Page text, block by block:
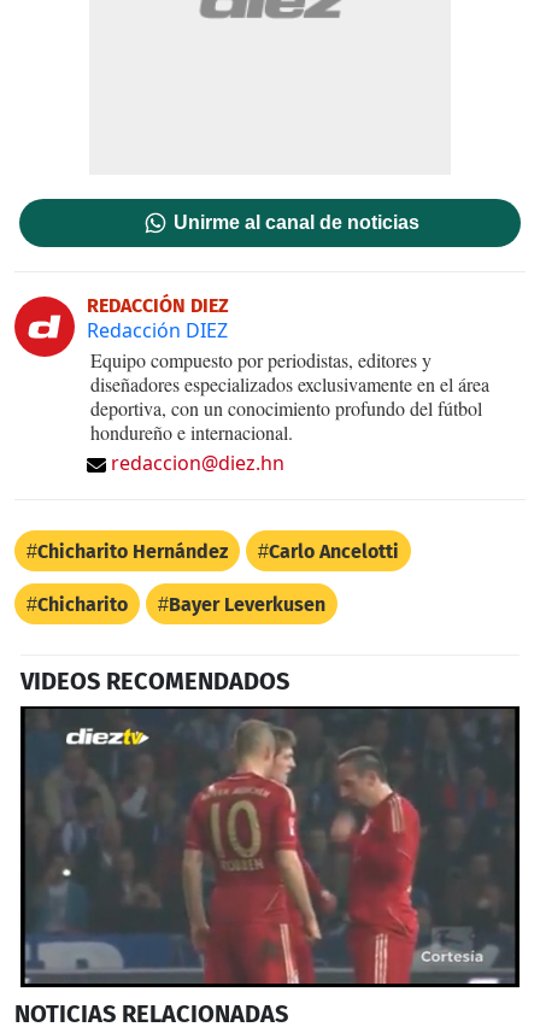
Unirme al canal de noticias
REDACCIÓN DIEZ
Redacción DIEZ
Equipo compuesto por periodistas, editores y
diseñadores especializados exclusivamente en el área
deportiva, con un conocimiento profundo del fútbol
hondureño e internacional.
redaccion@diez.hn
Chicharito Hernández Carlo Ancelotti
Chicharito Bayer Leverkusen
VIDEOS RECOMENDADOS
seconds
NOTICIAS RELACIONADAS